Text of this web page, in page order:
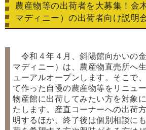
農産物等の出荷者を大募集！金
マディニー）の出荷者向け説明
令和４年４月、斜陽館向かいの
マディニー）は、農産物直売所へ
ューアルオープンします。そこで
て作った自慢の農産物等をリニュ
物産館に出荷してみたい方を対象
たします。産直コーナーへの出荷
明するほか、終了後は個別相談に